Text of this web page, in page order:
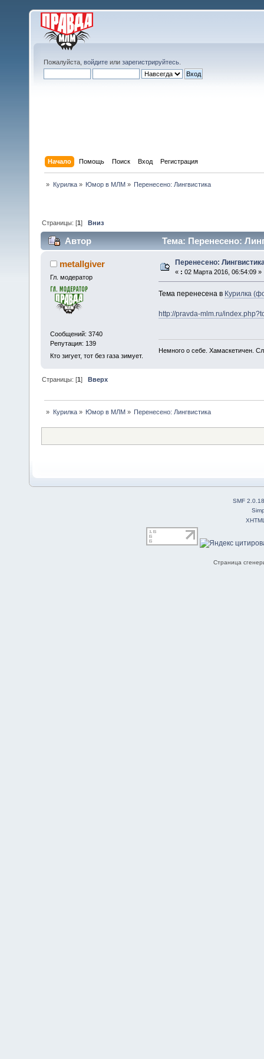
Пожалуйста, войдите или зарегистрируйтесь
Начало Помощь Поиск Вход Регистрация
» Курилка» Юмор в МЛМ » Перенесено: Лингвистика
Страницы: [1]Вниз
Автор Тема: Перенесено:
metallgiver
Гл. модератор
Сообщений: 3740
Репутация: 139
Кто зигует, тот без газа зимует.
Перенесено:
« : 02 Марта 2016, 06:54:09 »
Тема перенесена в Курилка
http://pravda-mlm.ru/
Немного о себе. Хамаскетичен.
Страницы: [1] Вверх
» Курилка» Юмор в МЛМ » Перенесено: Лингвистика
SMF 2.0.18
Страница